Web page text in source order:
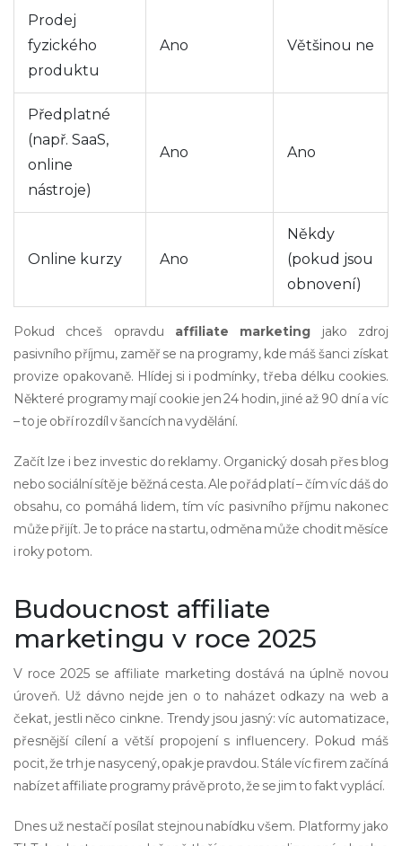
Prodej
fyzického
produktu
Ano Většinou ne
Předplatné
(např. SaaS,
online
nástroje)
Ano Ano
Online kurzy Ano
Někdy
(pokud jsou
obnovení)
Pokud chceš opravdu affiliate marketing jako zdroj
pasivního příjmu, zaměř se na programy, kde máš šanci získat
provize opakovaně. Hlídej si i podmínky, třeba délku cookies.
Některé programy mají cookie jen 24 hodin, jiné až 90 dní a víc
– to je obří rozdíl v šancích na vydělání.
Začít lze i bez investic do reklamy. Organický dosah přes blog
nebo sociální sítě je běžná cesta. Ale pořád platí – čím víc dáš do
obsahu, co pomáhá lidem, tím víc pasivního příjmu nakonec
může přijít. Je to práce na startu, odměna může chodit měsíce
i roky potom.
Budoucnost affiliate
marketingu v roce 2025
V roce 2025 se affiliate marketing dostává na úplně novou
úroveň. Už dávno nejde jen o to naházet odkazy na web a
čekat, jestli něco cinkne. Trendy jsou jasný: víc automatizace,
přesnější cílení a větší propojení s influencery. Pokud máš
pocit, že trh je nasycený, opak je pravdou. Stále víc firem začíná
nabízet affiliate programy právě proto, že se jim to fakt vyplácí.
Dnes už nestačí posílat stejnou nabídku všem. Platformy jako